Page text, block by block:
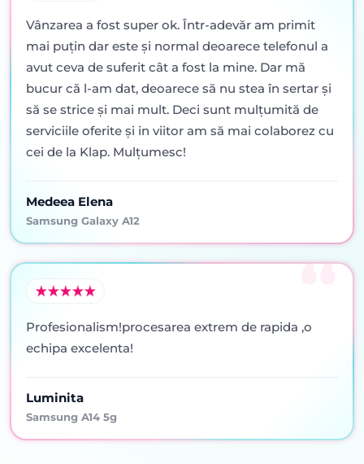
Vânzarea a fost super ok. Într-adevăr am primit
mai puţin dar este şi normal deoarece telefonul a
avut ceva de suferit cât a fost la mine. Dar mă
bucur că l-am dat, deoarece să nu stea în sertar şi
să se strice şi mai mult. Deci sunt mulţumită de
serviciile oferite şi in viitor am să mai colaborez cu
cei de la Klap. Mulţumesc!
Medeea Elena
Samsung Galaxy A12
Profesionalism!procesarea extrem de rapida ,o
echipa excelenta!
Luminita
Samsung A14 5g